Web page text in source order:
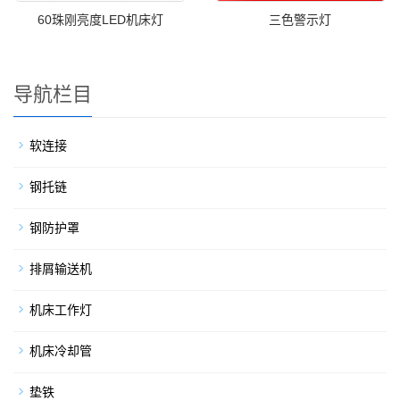
60珠刚亮度LED机床灯 三色警示灯
导航栏目
软连接
钢托链
钢防护罩
排屑输送机
机床工作灯
机床冷却管
垫铁